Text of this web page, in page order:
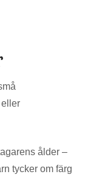
ålder –
tycker om färg